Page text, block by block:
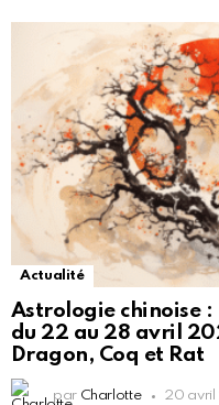
Actualité
Astrologie chinoise :
du 22 au 28 avril
Dragon, Coq et Rat
par Charlotte 20 avril